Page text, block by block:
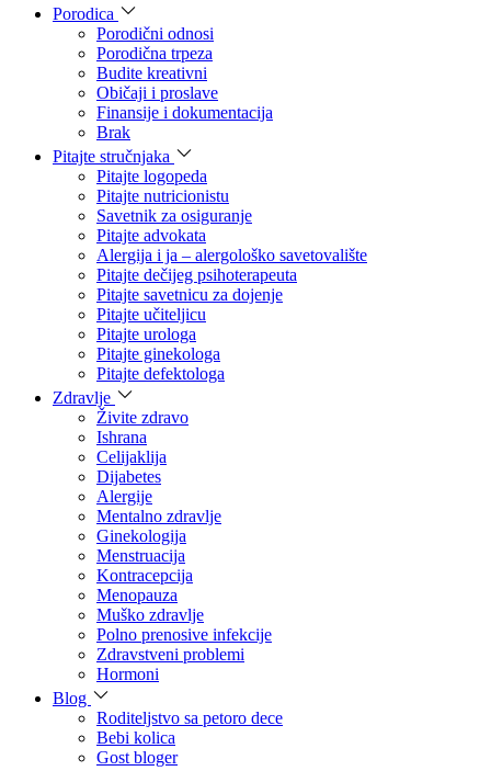
Porodica
Porodični odnosi
Porodična trpeza
Budite kreativni
Običaji i proslave
Finansije i dokumentacija
Brak
Pitajte stručnjaka
Pitajte logopeda
Pitajte nutricionistu
Savetnik za osiguranje
Pitajte advokata
Alergija i ja – alergološko savetovalište
Pitajte dečijeg psihoterapeuta
Pitajte savetnicu za dojenje
Pitajte učiteljicu
Pitajte urologa
Pitajte ginekologa
Pitajte defektologa
Zdravlje
Živite zdravo
Ishrana
Celijaklija
Dijabetes
Alergije
Mentalno zdravlje
Ginekologija
Menstruacija
Kontracepcija
Menopauza
Muško zdravlje
Polno prenosive infekcije
Zdravstveni problemi
Hormoni
Blog
Roditeljstvo sa petoro dece
Bebi kolica
Gost bloger